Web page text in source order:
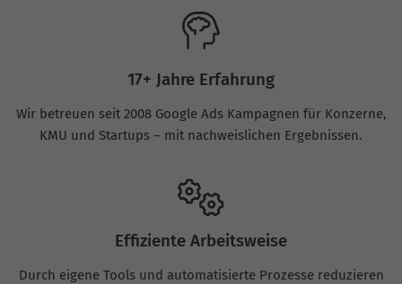
17+ Jahre Erfahrung
Wir betreuen seit 2008 Google Ads Kampagnen für Konzerne,
KMU und Startups – mit nachweislichen Ergebnissen.
Effiziente Arbeitsweise
Durch eigene Tools und automatisierte Prozesse reduzieren